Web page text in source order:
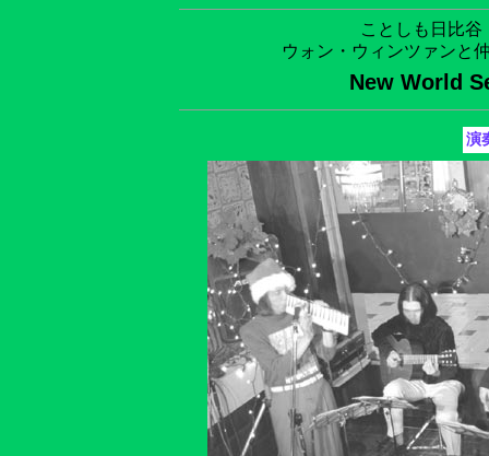
ことしも日比
ウォン・ウィンツァンと
New World
演